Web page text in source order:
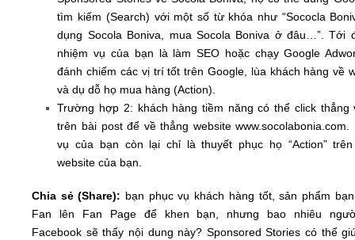
tìm kiếm (Search) với một số từ khóa như “Sococla
dụng Socola Boniva, mua Socola Boniva ở đâu…”. Tới
nhiệm vụ của bạn là làm SEO hoặc chạy Google
đánh chiếm các vị trí tốt trên Google, lùa khách hàng về
và dụ dỗ họ mua hàng (Action).
Trường hợp 2: khách hàng tiềm năng có thể click thẳng
trên bài post để về thẳng website www.socolabonia.com.
vụ của bạn còn lại chỉ là thuyết phục họ “Action”
website của bạn.
Chia sẻ (Share): bạn phục vụ khách hàng tốt, sản phẩm
Fan lên Fan Page để khen bạn, nhưng bao nhiêu
Facebook sẽ thấy nội dung này? Sponsored Stories có thể